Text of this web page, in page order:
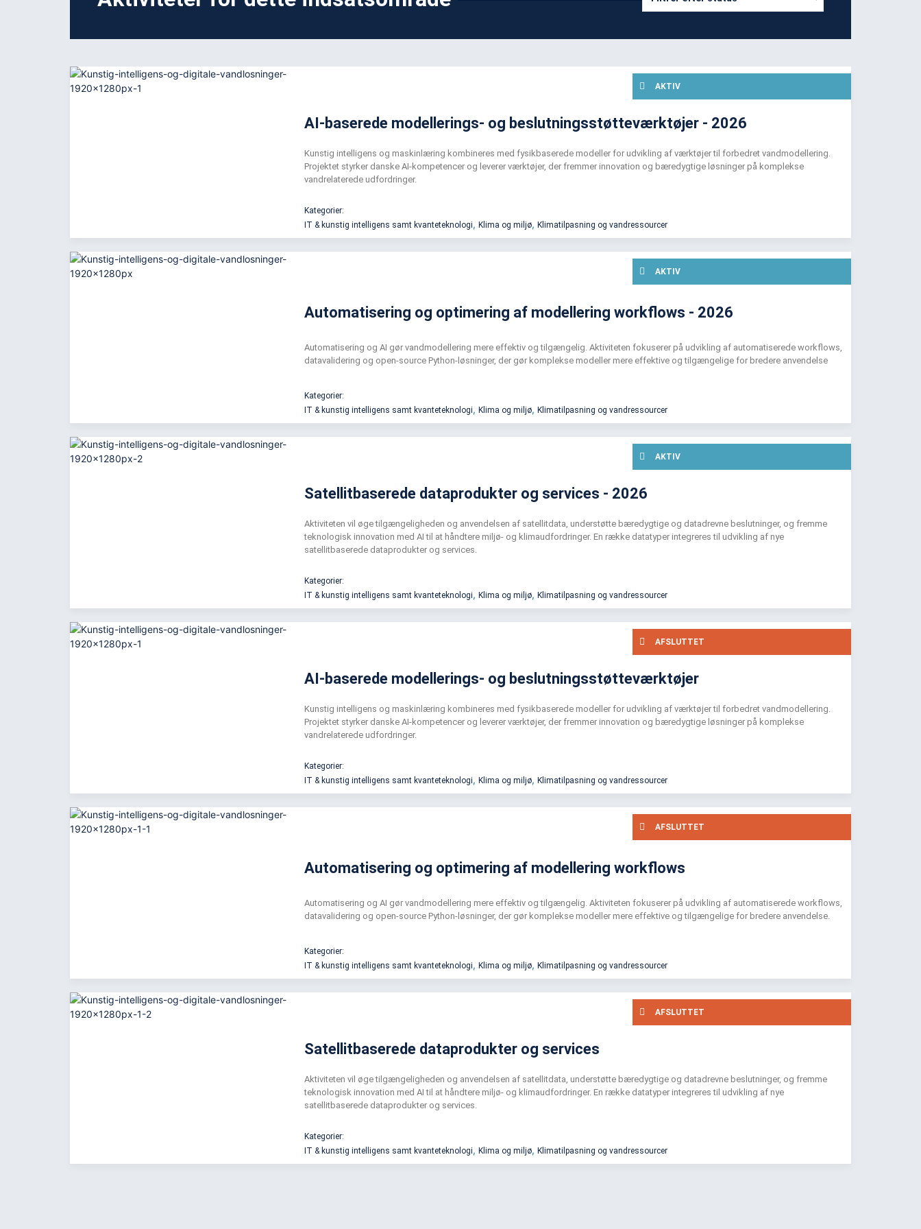
AKTIV
AI-baserede modellerings- og beslutningsstøtteværktøjer - 2026
Kunstig intelligens og maskinlæring kombineres med fysikbaserede modeller for udvikling af værktøjer til forbedret vandmodellering.
Projektet styrker danske AI-kompetencer og leverer værktøjer, der fremmer innovation og bæredygtige løsninger på komplekse
vandrelaterede udfordringer.
Kategorier:
IT & kunstig intelligens samt kvanteteknologi, Klima og miljø, Klimatilpasning og vandressourcer
AKTIV
Automatisering og optimering af modellering workflows - 2026
Automatisering og AI gør vandmodellering mere effektiv og tilgængelig. Aktiviteten fokuserer på udvikling af automatiserede workflows,
datavalidering og open-source Python-løsninger, der gør komplekse modeller mere effektive og tilgængelige for bredere anvendelse
Kategorier:
IT & kunstig intelligens samt kvanteteknologi, Klima og miljø, Klimatilpasning og vandressourcer
AKTIV
Satellitbaserede dataprodukter og services - 2026
Aktiviteten vil øge tilgængeligheden og anvendelsen af satellitdata, understøtte bæredygtige og datadrevne beslutninger, og fremme
teknologisk innovation med AI til at håndtere miljø- og klimaudfordringer. En række datatyper integreres til udvikling af nye
satellitbaserede dataprodukter og services.
Kategorier:
IT & kunstig intelligens samt kvanteteknologi, Klima og miljø, Klimatilpasning og vandressourcer
AFSLUTTET
AI-baserede modellerings- og beslutningsstøtteværktøjer
Kunstig intelligens og maskinlæring kombineres med fysikbaserede modeller for udvikling af værktøjer til forbedret vandmodellering.
Projektet styrker danske AI-kompetencer og leverer værktøjer, der fremmer innovation og bæredygtige løsninger på komplekse
vandrelaterede udfordringer.
Kategorier:
IT & kunstig intelligens samt kvanteteknologi, Klima og miljø, Klimatilpasning og vandressourcer
AFSLUTTET
Automatisering og optimering af modellering workflows
Automatisering og AI gør vandmodellering mere effektiv og tilgængelig. Aktiviteten fokuserer på udvikling af automatiserede workflows,
datavalidering og open-source Python-løsninger, der gør komplekse modeller mere effektive og tilgængelige for bredere anvendelse.
Kategorier:
IT & kunstig intelligens samt kvanteteknologi, Klima og miljø, Klimatilpasning og vandressourcer
AFSLUTTET
Satellitbaserede dataprodukter og services
Aktiviteten vil øge tilgængeligheden og anvendelsen af satellitdata, understøtte bæredygtige og datadrevne beslutninger, og fremme
teknologisk innovation med AI til at håndtere miljø- og klimaudfordringer. En række datatyper integreres til udvikling af nye
satellitbaserede dataprodukter og services.
Kategorier:
IT & kunstig intelligens samt kvanteteknologi, Klima og miljø, Klimatilpasning og vandressourcer